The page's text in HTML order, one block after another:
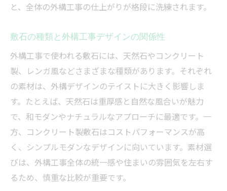
と、全体の外構工事の仕上がりが格段に洗練されます。
敷石の種類と外構工事デザインの関係性
外構工事で使われる敷石には、天然石やコンクリート
製、レンガ風などさまざまな種類があります。それぞれ
の素材は、外構デザインのテイストに大きく影響しま
す。たとえば、天然石は重厚感と自然な風合いが魅力
で、和モダンやナチュラルなアプローチに最適です。一
方、コンクリート製敷石はコストパフォーマンスが高
く、シンプルモダンなデザインに向いています。素材選
びは、外構工事全体の統一感や住まいの雰囲気を左右す
るため、慎重な比較が重要です。